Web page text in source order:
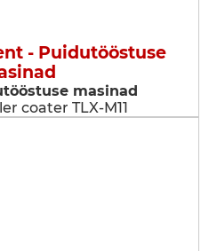
- Puidutööstuse
masinad
coater TLX-M11